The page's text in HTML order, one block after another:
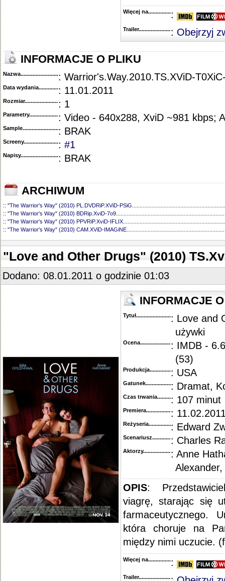
Więcej na........................................
:
Trailer...........................................
: Obejrzyj
INFORMACJE O PLIKU
Nazwa.............................................: Warrior's.Way.2010.TS.XViD-
Data wydania......................................
: 11.01.2011
Rozmiar...........................................
: 1
Parametry.........................................: Video - 640x288, XviD ~981 kbps;
Sample............................................
: BRAK
Screeny...........................................
: #1
Napisy............................................
: BRAK
ARCHIWUM
:: "The Warrior's Way" (2010) PL.DVDRiP.XViD-PSiG
:: "The Warrior's Way" (2010) BDRip.XviD-7o9
:: "The Warrior's Way" (2010) PPVRiP.XviD-IFLIX
:: "The Warrior's Way" (2010) CAM.XViD-IMAGiNE
"Love and Other Drugs" (2010)
Dodano: 08.01.2011 o godzinie 01:03
INFORMACJE
Tytuł............................................
: Love and
używki
Ocena.............................................
: IMDB -
(53)
Produkcja.........................................
: USA
Gatunek...........................................
: Dramat,
Czas trwania......................................
: 107 minut
Premiera..........................................
:
Reżyseria........................................
: Edward
Scenariusz........................................
: Charles
Aktorzy...........................................
: Anne
OPIS:
viagrę, starając się
farmaceutycznego.
która choruje na
między nimi uczucie.
Więcej na........................................
:
Trailer...........................................